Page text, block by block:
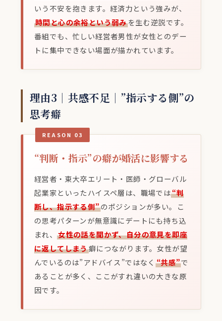
いう不安を抱きます。経済力という強みが、
時間と心の余裕という弱みを生む逆説です。
番組でも、忙しい経営者男性が女性とのデー
トに集中できない場面が描かれています。
理由3｜共感不足｜”指示する側”の
思考癖
REASON 03
“判断・指示”の癖が婚活に影響する
経営者・東大卒エリート・医師・グローバル
起業家といったハイスペ層は、職場では“判
断し、指示する側”のポジションが多い。こ
の思考パターンが無意識にデートにも持ち込
まれ、女性の話を聞かず、自分の意見を即座
に返してしまう癖につながります。女性が望
んでいるのは”アドバイス”ではなく “共感”で
あることが多く、ここがすれ違いの大きな原
因です。